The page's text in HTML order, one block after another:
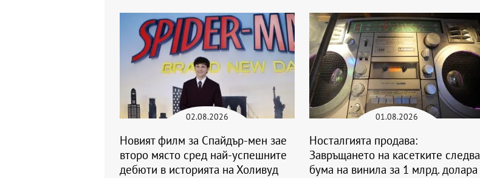
02.08.2026
Новият филм за Спайдър-мен зае
второ място сред най-успешните
дебюти в историята на Холивуд
01.08.2026
Носталгията продава:
Завръщането на касетките следва
бума на винила за 1 млрд. долара